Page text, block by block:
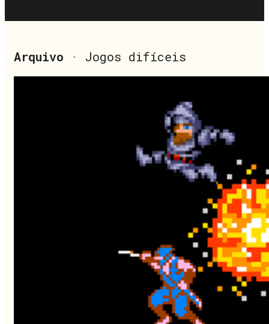
Arquivo · Jogos difíceis